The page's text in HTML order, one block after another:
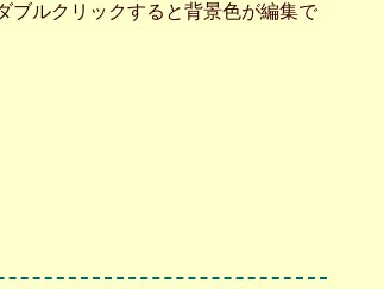
ブルクリックすると背景色が編集で